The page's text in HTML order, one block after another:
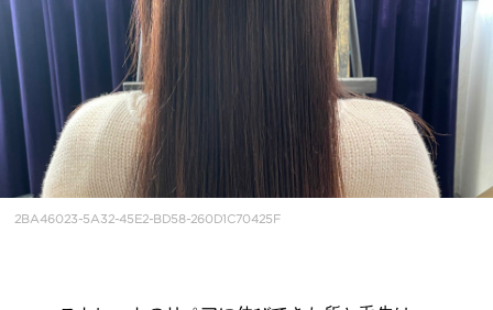
2BA46023-5A32-45E2-BD58-260D1C70425F